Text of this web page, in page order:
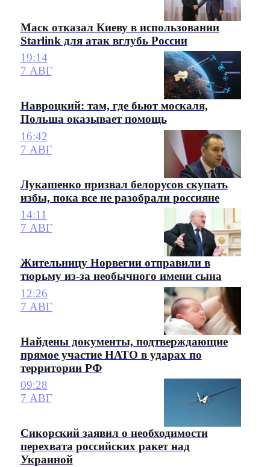
Маск отказал Киеву в использовании
Starlink для атак вглубь России
19:14
7 АВГ
Навроцкий: там, где бьют москаля,
Польша оказывает помощь
16:42
7 АВГ
Лукашенко призвал белорусов скупать
избы, пока все не разобрали россияне
14:11
7 АВГ
Жительницу Норвегии отправили в
тюрьму из-за необычного имени сына
12:26
7 АВГ
Найдены документы, подтверждающие
прямое участие НАТО в ударах по
территории РФ
09:28
7 АВГ
Сикорский заявил о необходимости
перехвата российских ракет над
Украиной